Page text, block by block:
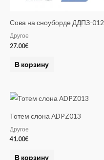
Сова на сноуборде ДДПЗ-012
Другое
27.00€
В корзину
Тотем слона ADPZ013
Другое
41.00€
В корзину